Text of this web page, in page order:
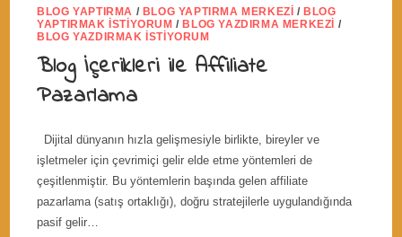
BLOG YAPTIRMA / BLOG YAPTIRMA MERKEZI /BLOG
YAPTIRMAK İSTIYORUM /BLOG YAZDIRMA MERKEZI /
BLOG YAZDIRMAK İSTIYORUM
Blog İçerikleri ile Affiliate
Pazarlama
Dijital dünyanın hızla gelişmesiyle birlikte, bireyler ve
işletmeler için çevrimiçi gelir elde etme yöntemleri de
çeşitlenmiştir. Bu yöntemlerin başında gelen affiliate
pazarlama (satış ortaklığı), doğru stratejilerle uygulandığında
pasif gelir…